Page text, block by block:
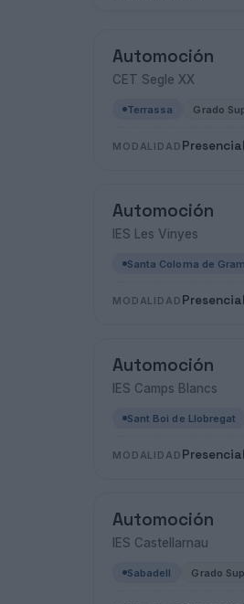
Automoción
CET Segle XX
Terrassa Grado
MODALIDAD Presencial
Automoción
IES Les Vinyes
Santa Coloma de
MODALIDAD Presencial
Automoción
IES Camps Blancs
Sant Boi de Llobregat
MODALIDAD Presencial
Automoción
IES Castellarnau
Sabadell Grado